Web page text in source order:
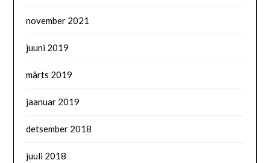
november 2021
juuni 2019
märts 2019
jaanuar 2019
detsember 2018
juuli 2018